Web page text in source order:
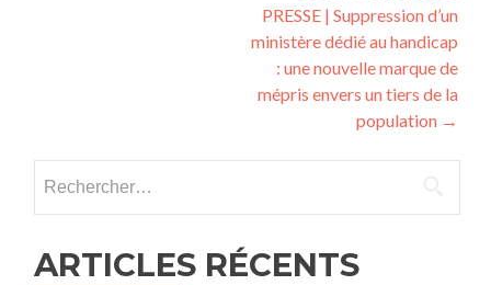
PRESSE | Suppression d’un
ministère dédié au handicap
: une nouvelle marque de
mépris envers un tiers de la
population →
ARTICLES RÉCENTS